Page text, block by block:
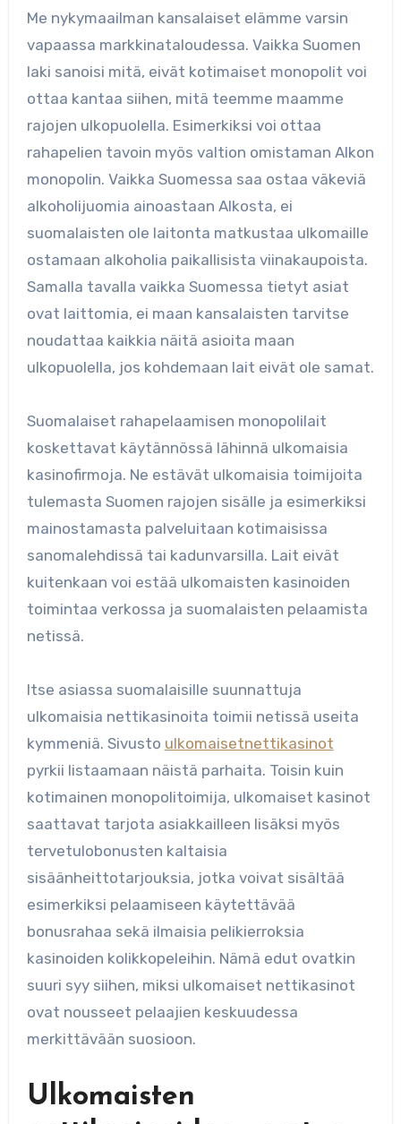
Me nykymaailman kansalaiset elämme varsin
vapaassa markkinataloudessa. Vaikka Suomen
laki sanoisi mitä, eivät kotimaiset monopolit voi
ottaa kantaa siihen, mitä teemme maamme
rajojen ulkopuolella. Esimerkiksi voi ottaa
rahapelien tavoin myös valtion omistaman Alkon
monopolin. Vaikka Suomessa saa ostaa väkeviä
alkoholijuomia ainoastaan Alkosta, ei
suomalaisten ole laitonta matkustaa ulkomaille
ostamaan alkoholia paikallisista viinakaupoista.
Samalla tavalla vaikka Suomessa tietyt asiat
ovat laittomia, ei maan kansalaisten tarvitse
noudattaa kaikkia näitä asioita maan
ulkopuolella, jos kohdemaan lait eivät ole samat.
Suomalaiset rahapelaamisen monopolilait
koskettavat käytännössä lähinnä ulkomaisia
kasinofirmoja. Ne estävät ulkomaisia toimijoita
tulemasta Suomen rajojen sisälle ja esimerkiksi
mainostamasta palveluitaan kotimaisissa
sanomalehdissä tai kadunvarsilla. Lait eivät
kuitenkaan voi estää ulkomaisten kasinoiden
toimintaa verkossa ja suomalaisten pelaamista
netissä.
Itse asiassa suomalaisille suunnattuja
ulkomaisia nettikasinoita toimii netissä useita
kymmeniä. Sivusto ulkomaisetnettikasinot
pyrkii listaamaan näistä parhaita. Toisin kuin
kotimainen monopolitoimija, ulkomaiset kasinot
saattavat tarjota asiakkailleen lisäksi myös
tervetulobonusten kaltaisia
sisäänheittotarjouksia, jotka voivat sisältää
esimerkiksi pelaamiseen käytettävää
bonusrahaa sekä ilmaisia pelikierroksia
kasinoiden kolikkopeleihin. Nämä edut ovatkin
suuri syy siihen, miksi ulkomaiset nettikasinot
ovat nousseet pelaajien keskuudessa
merkittävään suosioon.
Ulkomaisten